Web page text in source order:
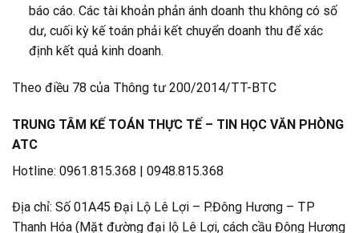
báo cáo. Các tài khoản phản ánh doanh thu không có số
dư, cuối kỳ kế toán phải kết chuyển doanh thu để xác
định kết quả kinh doanh.
Theo điều 78 của Thông tư 200/2014/TT-BTC
TRUNG TÂM KẾ TOÁN THỰC TẾ – TIN HỌC VĂN PHÒNG
ATC
Hotline: 0961.815.368 | 0948.815.368
Địa chỉ: Số 01A45 Đại Lộ Lê Lợi – P.Đông Hương – TP
Thanh Hóa (Mặt đường đại lộ Lê Lợi, cách cầu Đông Hương